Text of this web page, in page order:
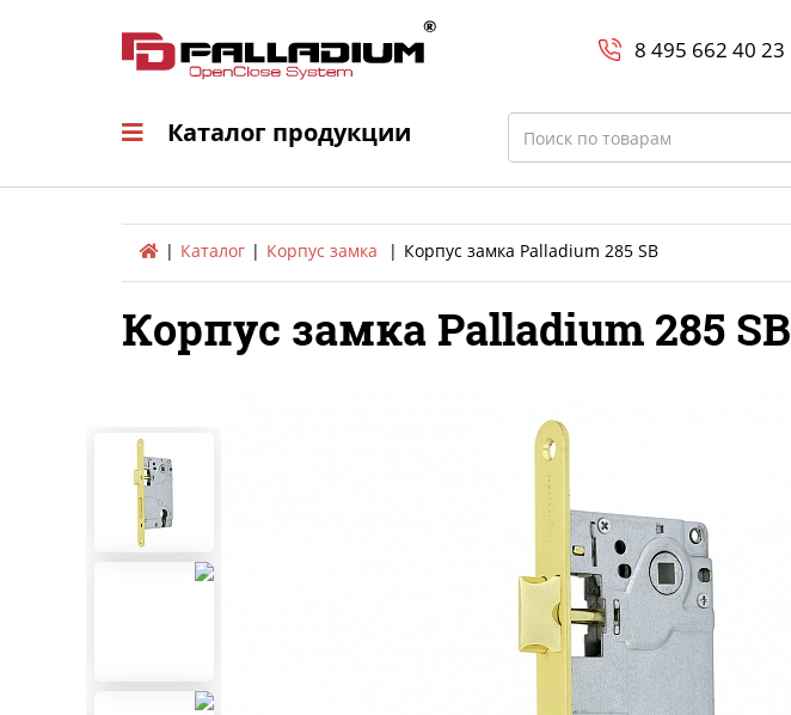
Каталог продукции 8 800-700-23-35
8 495 662 40 23
Каталог продукции Search
Каталог Корпус замка Корпус замка Palladium 285 SB
Корпус замка Palladium 285 SB